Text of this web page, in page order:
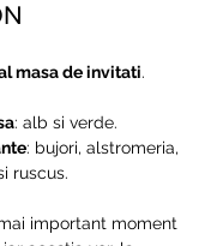
masa de invitati.
: alb si verde.
: bujori, alstromeria,
ruscus.
important moment